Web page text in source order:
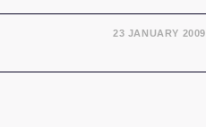
23 JANUARY 2009